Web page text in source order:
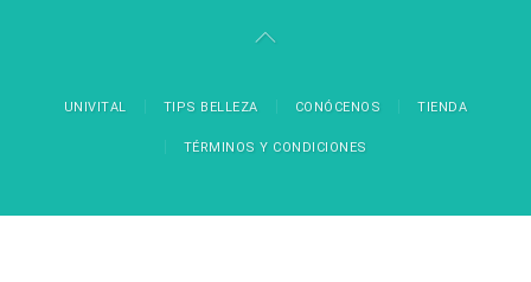
UNIVITAL TIPS BELLEZA CONÓCENOS TIENDA
TÉRMINOS Y CONDICIONES